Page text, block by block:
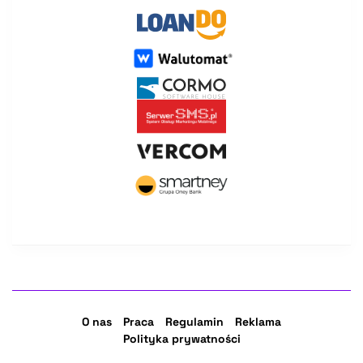
O nas Praca Regulamin
Reklama
Polityka prywatności